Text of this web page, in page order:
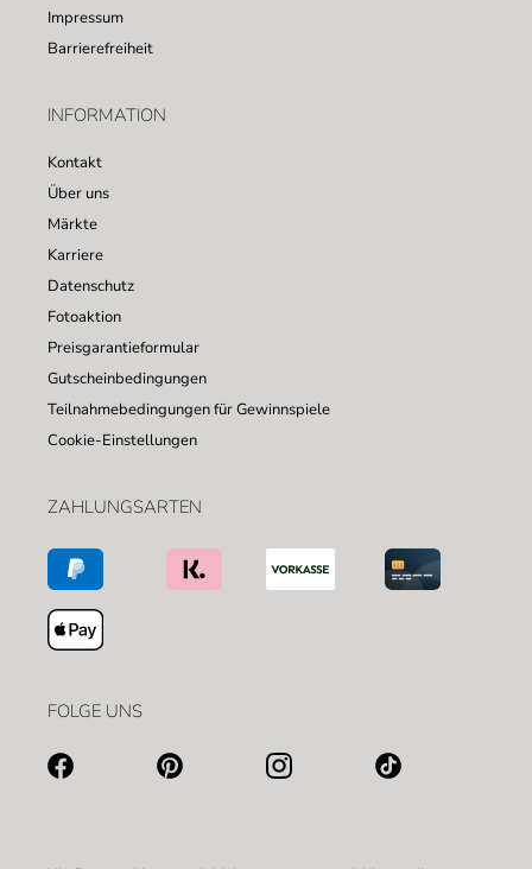
Impressum
Barrierefreiheit
INFORMATION
Kontakt
Über uns
Märkte
Karriere
Datenschutz
Fotoaktion
Preisgarantieformular
Gutscheinbedingungen
Teilnahmebedingungen für Gewinnspiele
Cookie-Einstellungen
ZAHLUNGSARTEN
FOLGE UNS